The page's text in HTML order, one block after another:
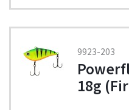
9923-203
18g